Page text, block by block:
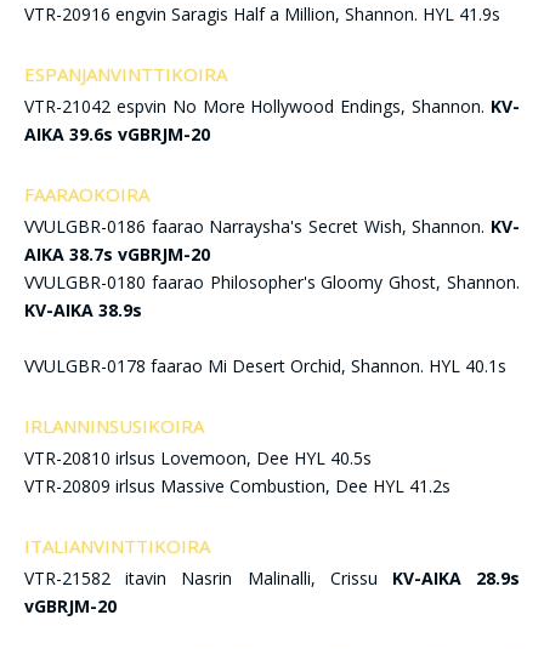
VTR-20916 engvin Saragis Half a Million, Shannon. HYL 41.9s
ESPANJANVINTTIKOIRA
VTR-21042 espvin No More Hollywood Endings, Shannon. KV-
AIKA 39.6s vGBRJM-20
FAARAOKOIRA
VVULGBR-0186 faarao Narraysha's Secret Wish, Shannon. KV-
AIKA 38.7s vGBRJM-20
VVULGBR-0180 faarao Philosopher's Gloomy Ghost, Shannon.
KV-AIKA 38.9s
VVULGBR-0178 faarao Mi Desert Orchid, Shannon. HYL 40.1s
IRLANNINSUSIKOIRA
VTR-20810 irlsus Lovemoon, Dee HYL 40.5s
VTR-20809 irlsus Massive Combustion, Dee HYL 41.2s
ITALIANVINTTIKOIRA
VTR-21582 itavin Nasrin Malinalli, Crissu KV-AIKA 28.9s
vGBRJM-20